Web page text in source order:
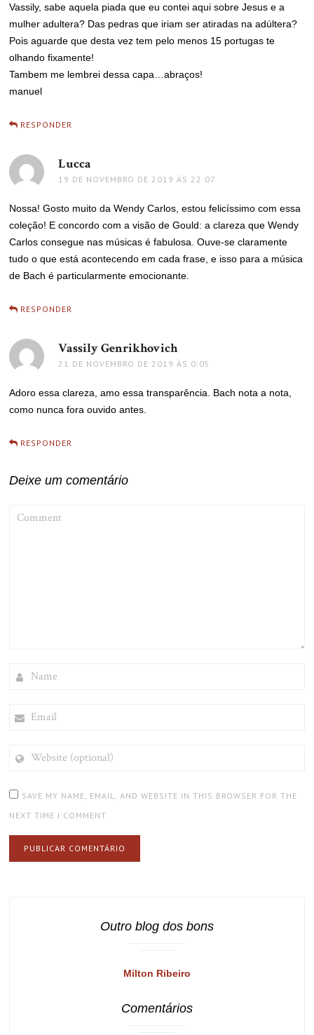
Vassily, sabe aquela piada que eu contei aqui sobre Jesus e a
mulher adultera? Das pedras que iriam ser atiradas na adúltera?
Pois aguarde que desta vez tem pelo menos 15 portugas te
olhando fixamente!
Tambem me lembrei dessa capa…abraços!
manuel
RESPONDER
Lucca
19 DE NOVEMBRO DE 2019 ÀS 22:07
Nossa! Gosto muito da Wendy Carlos, estou felicíssimo com essa
coleção! E concordo com a visão de Gould: a clareza que Wendy
Carlos consegue nas músicas é fabulosa. Ouve-se claramente
tudo o que está acontecendo em cada frase, e isso para a música
de Bach é particularmente emocionante.
RESPONDER
Vassily Genrikhovichdisse:
21 DE NOVEMBRO DE 2019 ÀS 0:05
Adoro essa clareza, amo essa transparência. Bach nota a nota,
como nunca fora ouvido antes.
RESPONDER
Deixe um comentário
(OPTIONAL)
SAVE MY NAME, EMAIL, AND WEBSITE IN THIS BROWSER FOR THE
NEXT TIME I COMMENT.
Outro blog dos bons
Milton Ribeiro
Comentários